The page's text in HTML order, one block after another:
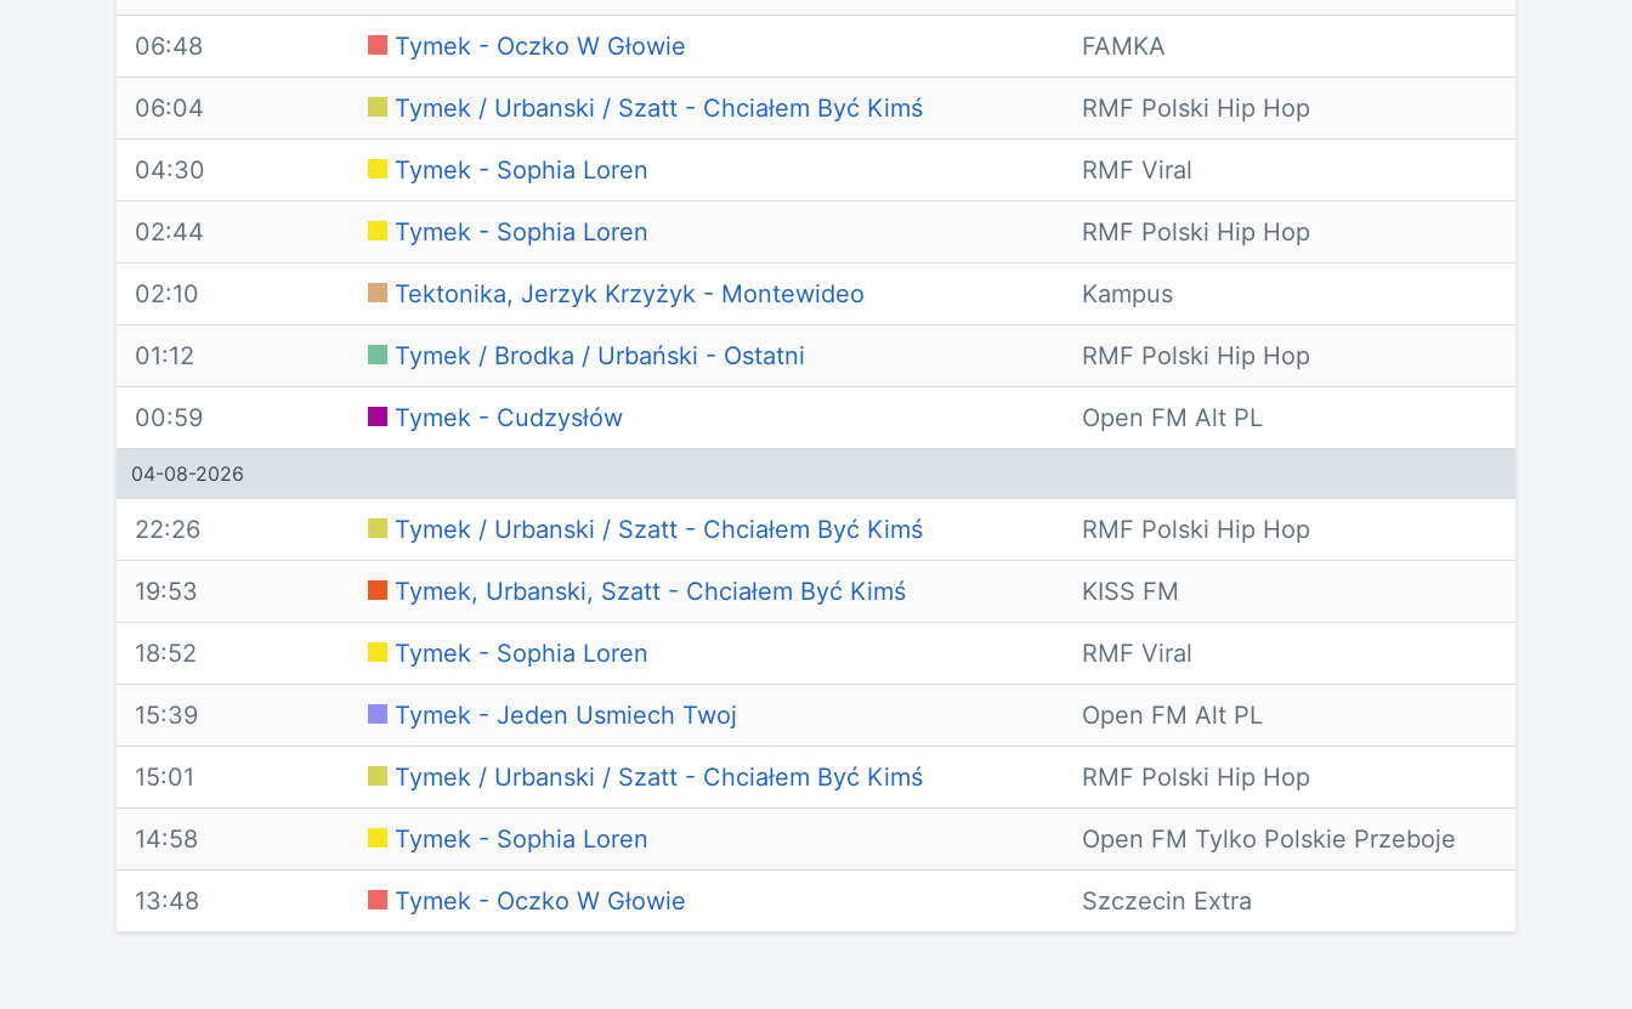
06:48 Tymek - Oczko W Głowie FAMKA
06:04 Tymek / Urbanski / Szatt - Chciałem Być Kimś RMF Polski Hip Hop
04:30 Tymek - Sophia Loren RMF Viral
02:44 Tymek - Sophia Loren RMF Polski Hip Hop
02:10 Tektonika, Jerzyk Krzyżyk - Montewideo Kampus
01:12 Tymek / Brodka / Urbański - Ostatni RMF Polski Hip Hop
00:59 Tymek - Cudzysłów Open FM Alt PL
04-08-2026
22:26 Tymek / Urbanski / Szatt - Chciałem Być Kimś RMF Polski Hip Hop
19:53 Tymek, Urbanski, Szatt - Chciałem Być Kimś KISS FM
18:52 Tymek - Sophia Loren RMF Viral
15:39 Tymek - Jeden Usmiech Twoj Open FM Alt PL
15:01 Tymek / Urbanski / Szatt - Chciałem Być Kimś RMF Polski Hip Hop
14:58 Tymek - Sophia Loren Open FM Tylko Polskie Przeboje
13:48 Tymek - Oczko W Głowie Szczecin Extra